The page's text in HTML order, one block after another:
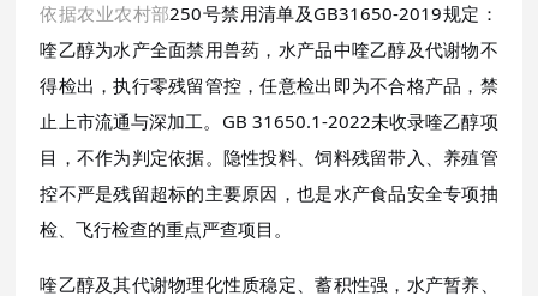
依据农业农村部250号禁用清单及GB31650-2019规定：
喹乙醇为水产全面禁用兽药，水产品中喹乙醇及代谢物不
得检出，执行零残留管控，任意检出即为不合格产品，禁
止上市流通与深加工。GB 31650.1-2022未收录喹乙醇项
目，不作为判定依据。隐性投料、饲料残留带入、养殖管
控不严是残留超标的主要原因，也是水产食品安全专项抽
检、飞行检查的重点严查项目。
喹乙醇及其代谢物理化性质稳定、蓄积性强，水产暂养、